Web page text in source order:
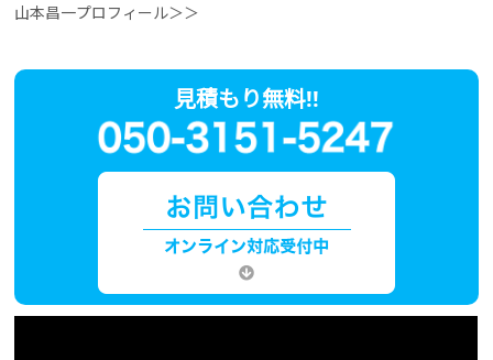
山本昌一プロフィール＞＞
見積もり無料!!